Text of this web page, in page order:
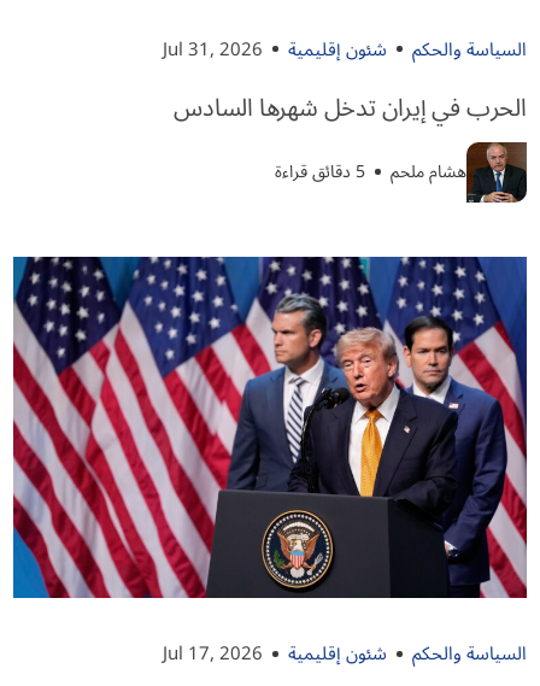
السياسة والحكم شئون إقليمية Jul 31, 2026
الحرب في إيران تدخل شهرها السادس
هشام ملحم 5 دقائق قراءة
السياسة والحكم شئون إقليمية Jul 17, 2026